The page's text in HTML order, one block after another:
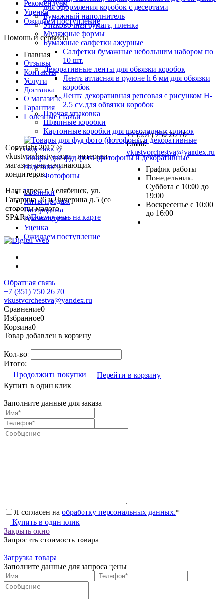
для оформления коробок с десертами
Бумажный наполнитель
Упаковочная бумага, пленка
Муляжные формы
Бумажные салфетки ажурные
Салфетки бумажные небольшим набором по
10 шт.
Декоративные ленты для обвязки коробок
Лента атласная в рулоне h 6 мм для обвязки
коробок
Лента декоративная репсовая с рисунком H-
2.5 см.для обвязки коробок
Прочая упаковка
Шляпные коробки
Картонные коробки для шоколадных плиток
Товары для фуд фото (фотофоны и декоративные
подставки)
Фотофоны
Новинки
Хиты продаж
Распродажа
Рекомендуем
Уценка
Ожидаем поступление
Рекомендуем
Уценка
Ожидаем поступление
Помощь и сервисы
Главная
Отзывы
Контакты
Услуги
Доставка
О магазине
Гарантия
Полезные статьи
Copyright 2017 ©
vkustvorchestva.com - интернет-
магазин для начинающих
кондитеров.
Наш адрес: г. Челябинск, ул.
Гагарина 26 и Чичерина д.5 (со
стороны малого
SPARa)Посмотреть на карте
+7 (351) 750 26 70
Email:
vkustvorchestva@yandex.ru
График работы
Понедельник-
Суббота с 10:00 до
19:00
Воскресенье с 10:00
до 16:00
Обратная связь
+7 (351) 750 26 70
vkustvorchestva@yandex.ru
Сравнение0
Избранное0
Корзина0
Товар добавлен в корзину
Кол-во:
Итого:
Продолжить покупки
Перейти в корзину
Купить в один клик
Заполните данные для заказа
Я согласен на обработку персональных данных.*
Купить в один клик
Закрыть окно
Запросить стоимость товара
Загрузка товара
Заполните данные для запроса цены